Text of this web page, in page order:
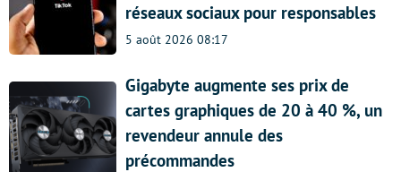
réseaux sociaux pour responsables
5 août 2026 08:17
Gigabyte augmente ses prix de
cartes graphiques de 20 à 40 %, un
revendeur annule des
précommandes